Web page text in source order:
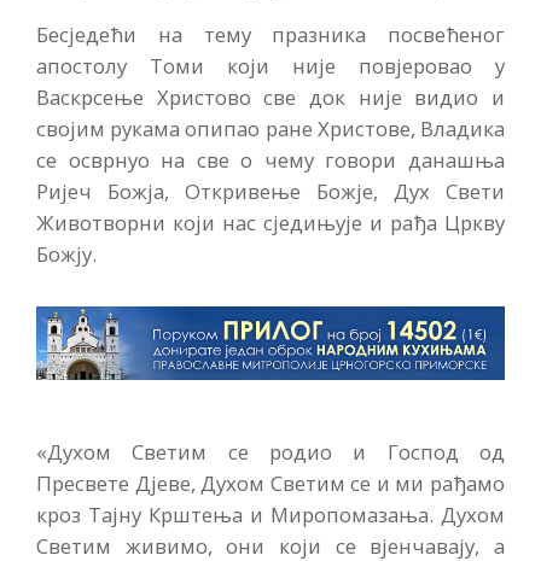
Бесједећи на тему празника посвећеног
апостолу Томи који није повјеровао у
Васкрсење Христово све док није видио и
својим рукама опипао ране Христове, Владика
се осврнуо на све о чему говори данашња
Ријеч Божја, Откривење Божје, Дух Свети
Животворни који нас сједињује и рађа Цркву
Божју.
«Духом Светим се родио и Господ од
Пресвете Дјеве, Духом Светим се и ми рађамо
кроз Тајну Крштења и Миропомазања. Духом
Светим живимо, они који се вјенчавају, а